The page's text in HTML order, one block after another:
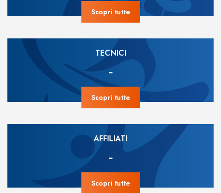
Scopri tutte
TECNICI
-
Scopri tutte
AFFILIATI
-
Scopri tutte